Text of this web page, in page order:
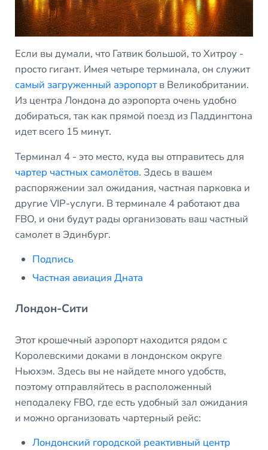
Если вы думали, что Гатвик большой, то Хитроу -
просто гигант. Имея четыре терминала, он служит
самый загруженный аэропортв Великобритании.
Из центра Лондона до аэропорта очень удобно
добираться, так как прямой поезд из Паддингтона
идет всего 15 минут.
Терминал 4 - это место, куда вы отправитесь для
чартер частных самолётов. Здесь в вашем
распоряжении зал ожидания, частная парковка и
другие VIP-услуги. В терминале 4 работают два
FBO, и они будут рады организовать ваш частный
самолет в Эдинбург.
Подпись
Частная авиация Дната
Лондон-Сити
Этот крошечный аэропорт находится рядом с
Королевскими доками в лондонском округе
Ньюхэм. Здесь вы не найдете много удобств,
поэтому отправляйтесь в расположенный
неподалеку FBO, где есть удобный зал ожидания
и можно организовать чартерный рейс:
Лондонский городской реактивный центр